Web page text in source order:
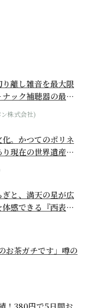
離し雑音を最大限
ック補聴器の最上
株式会社)
。かつてのポリネ
現在の世界遺産か
と、満天の星が広
感できる『西表島
お茶ガチです」噂の